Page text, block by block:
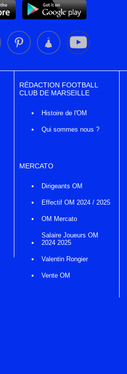
RÉDACTION FOOTBALL
CLUB DE MARSEILLE
Histoire de l'OM
Qui sommes nous ?
MERCATO
Dirigeants OM
Effectif OM 2024 / 2025
OM Mercato
Salaire Joueurs OM
2024 2025
Valentin Rongier
Vente OM